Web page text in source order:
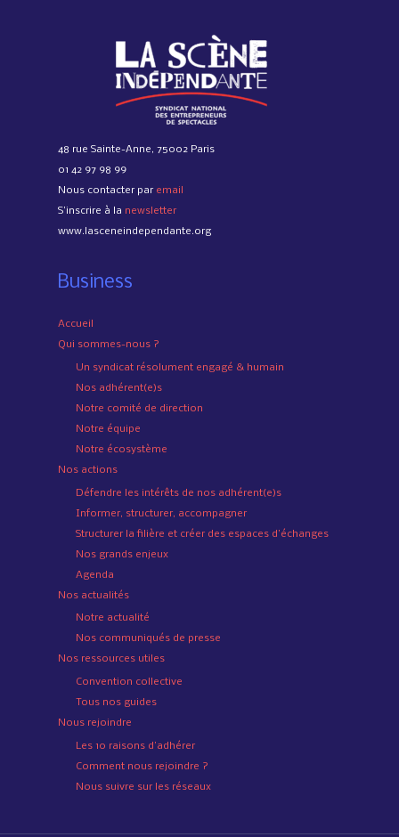
48 rue Sainte-Anne, 75002 Paris
01 42 97 98 99
Nous contacter par email
S’inscrire à la newsletter
www.lasceneindependante.org
Business
Accueil
Qui sommes-nous ?
Un syndicat résolument engagé & humain
Nos adhérent(e)s
Notre comité de direction
Notre équipe
Notre écosystème
Nos actions
Défendre les intérêts de nos adhérent(e)s
Informer, structurer, accompagner
Structurer la filière et créer des espaces d’échanges
Nos grands enjeux
Agenda
Nos actualités
Notre actualité
Nos communiqués de presse
Nos ressources utiles
Convention collective
Tous nos guides
Nous rejoindre
Les 10 raisons d’adhérer
Comment nous rejoindre ?
Nous suivre sur les réseaux